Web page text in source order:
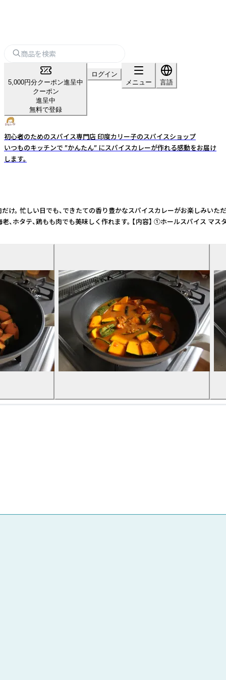
5,000円分クーポン進呈中
クーポン
進呈中
無料で登録
ログイン
メニュー
言語
初心者のためのスパイス専門店 印度カリー子のスパイスショップ
いつものキッチンで ”かんたん” にスパイスカレーが作れる感動をお届け
します。
。 忙しい日でも、できたての香り豊かなスパイスカレーがお楽
もも肉でも美味しく作れます。 【内容】 ①ホールスパイス マス